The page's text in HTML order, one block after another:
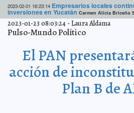
2023-02-01 16:23:14 Empresarios locales
inversiones en Yucatán Carmen Alicia Briceño
2023-02-01 16:08:12 Avanza Japay en la
López
viernes Laura Aldama
2023-02-01 10:03:27 Renán Barrera destaca la
e inclusiva que se ofrece en Mérida Claudia
Dra. Piedad Peniche
Carmen Alicia Briceño Sánchez
Ejército Mexicano inicia
2023-01-23 08:03:24-Laura Aldama
Pulso-Mundo Político
El PAN
acción de
Plan B de